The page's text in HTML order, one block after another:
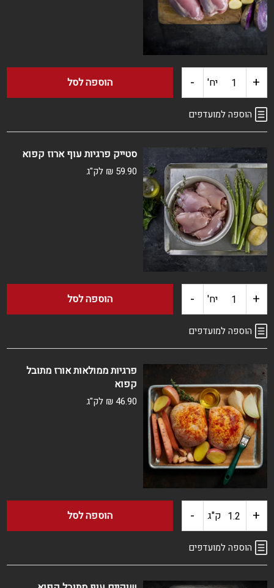
טרי
+ כמות
של
הודו
נקבה
קפוא
יח' - הוספה לסל
הוספה למועדפים
סטייק פרגיות עוף ארוז קפוא
₪ 59.90 לק"ג
+ כמות
של
פרגיות
עוף
ארוז
קפוא
יח' - הוספה לסל
הוספה למועדפים
פרגיות ממולאות אורז מתובל
קפוא
₪46.90 לק"ג
+ כמות
של
ק"ג - הוספה לסל
הוספה למועדפים